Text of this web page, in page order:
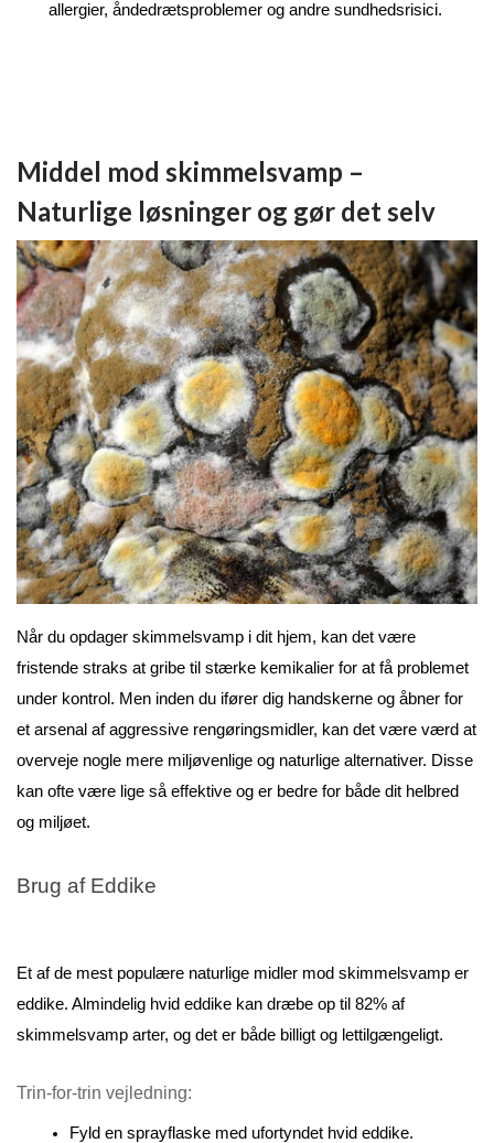
allergier, åndedrætsproblemer og andre sundhedsrisici.
Middel mod skimmelsvamp –
Naturlige løsninger og gør det selv
Når du opdager skimmelsvamp i dit hjem, kan det være
fristende straks at gribe til stærke kemikalier for at få problemet
under kontrol. Men inden du ifører dig handskerne og åbner for
et arsenal af aggressive rengøringsmidler, kan det være værd at
overveje nogle mere miljøvenlige og naturlige alternativer. Disse
kan ofte være lige så effektive og er bedre for både dit helbred
og miljøet.
Brug af Eddike
Et af de mest populære naturlige midler mod skimmelsvamp er
eddike. Almindelig hvid eddike kan dræbe op til 82% af
skimmelsvamp arter, og det er både billigt og lettilgængeligt.
Trin-for-trin vejledning:
Fyld en sprayflaske med ufortyndet hvid eddike.